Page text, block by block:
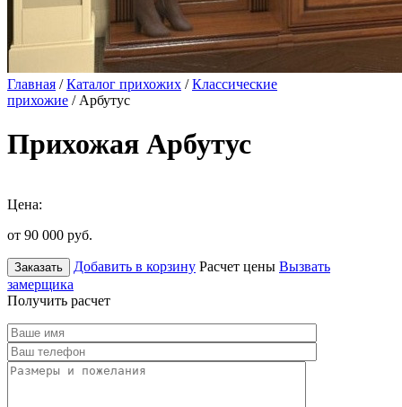
Главная /Каталог прихожих /Классические
прихожие / Арбутус
Прихожая Арбутус
Цена:
от 90 000 руб.
Заказать Добавить в корзину Расчет цены Вызвать
замерщика
Получить расчет